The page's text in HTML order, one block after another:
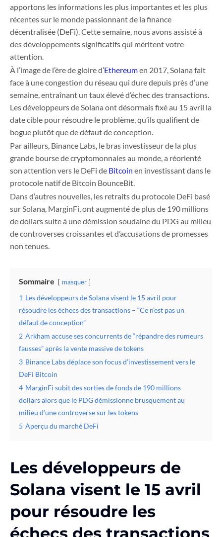
apportons les informations les plus importantes et les plus
récentes sur le monde passionnant de la finance
décentralisée (DeFi). Cette semaine, nous avons assisté à
des développements significatifs qui méritent votre
attention.
À l’image de l’ère de gloire d’Ethereumen 2017, Solana fait
face à une congestion du réseau qui dure depuis près d’une
semaine, entraînant un taux élevé d’échec des transactions.
Les développeurs de Solana ont désormais fixé au 15 avril la
date cible pour résoudre le problème, qu’ils qualifient de
bogue plutôt que de défaut de conception.
Par ailleurs, Binance Labs, le bras investisseur de la plus
grande bourse de cryptomonnaies au monde, a réorienté
son attention vers le DeFi de Bitcoin en investissant dans le
protocole natif de Bitcoin BounceBit.
Dans d’autres nouvelles, les retraits du protocole DeFi basé
sur Solana, MarginFi, ont augmenté de plus de 190 millions
de dollars suite à une démission soudaine du PDG au milieu
de controverses croissantes et d’accusations de promesses
non tenues.
Sommaire masquer
1 Les développeurs de Solana visent le 15 avril pour
résoudre les échecs des transactions – “Ce n’est pas un
défaut de conception”
2 Arkham accuse ses concurrents de “répandre des rumeurs
fausses” après la vente massive de tokens
3 Binance Labs déplace son focus d’investissement vers le
DeFi Bitcoin
4 MarginFi subit des sorties de fonds de 190 millions
dollars alors que le PDG démissionne brusquement au
milieu d’une controverse sur les tokens
5 Aperçu du marché DeFi
Les développeurs de
Solana visent le 15 avril
pour résoudre les